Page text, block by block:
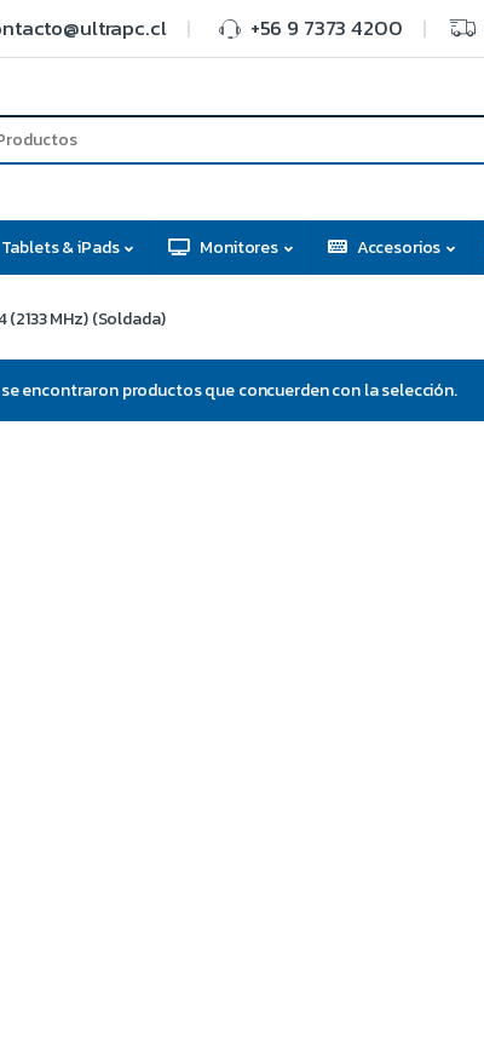
+56 9 7373 4200
Tablets & iPads Monitores Accesorios
(2133 MHz) (Soldada)
encontraron productos que concuerden con la selección.